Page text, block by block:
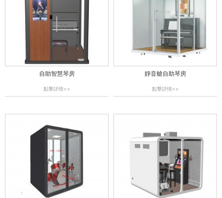
自助智慧琴房
點擊詳情>>
靜音艙自助琴房
點擊詳情>>